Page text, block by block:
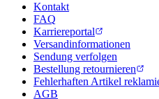
Kontakt
FAQ
Karriereportal
Versandinformationen
Sendung verfolgen
Bestellung retournieren
Fehlerhaften Artikel
AGB